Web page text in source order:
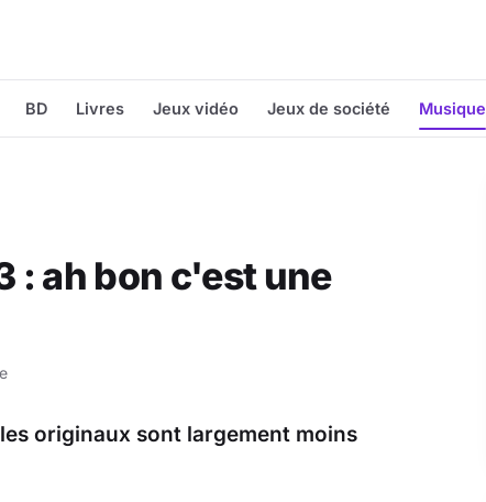
BD Livres Jeux vidéo Jeux de société Musique
: ah bon c'est une
originaux sont largement moins